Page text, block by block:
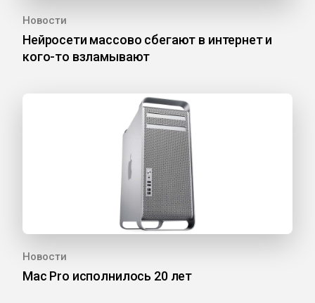
Новости
Нейросети массово сбегают в интернет и
кого-то взламывают
Новости
Mac Pro исполнилось 20 лет